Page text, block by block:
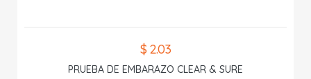
$ 2.03
PRUEBA DE EMBARAZO CLEAR & SURE